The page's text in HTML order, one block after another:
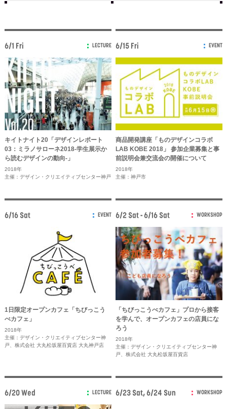
6/1 Fri LECTURE
キイトナイト20「デザインレポート
03：ミラノサローネ2018-学生展示か
ら読むデザインの動向-」
2018年
主催：デザイン・クリエイティブセンター神戸
6/15 Fri EVENT
商品開発講座「ものデザインコラボ
LAB KOBE 2018」 参加企業募集と事
前説明会兼交流会の開催について
2018年
主催：神戸市
6/16 Sat EVENT
1日限定オープンカフェ「ちびっこう
べカフェ」
2018年
主催：デザイン・クリエイティブセンター神
戸、株式会社 大丸松坂屋百貨店 大丸神戸店
6/2 Sat - 6/16 Sat WORKSHOP
「ちびっこうべカフェ」プロから接客
を学んで、オープンカフェの店員にな
ろう
2018年
主催：デザイン・クリエイティブセンター神
戸、株式会社 大丸松坂屋百貨店
6/20 Wed LECTURE 6/23 Sat, 6/24 Sun WORKSHOP